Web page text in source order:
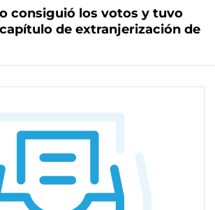
consiguió los votos y tuvo
de extranjerización de